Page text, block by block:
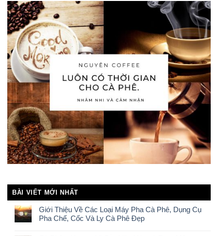
BÀI VIẾT MỚI NHẤT
Giới Thiệu Về Các Loại Máy Pha Cà Phê, Dụng Cụ
Pha Chế, Cốc Và Ly Cà Phê Đẹp